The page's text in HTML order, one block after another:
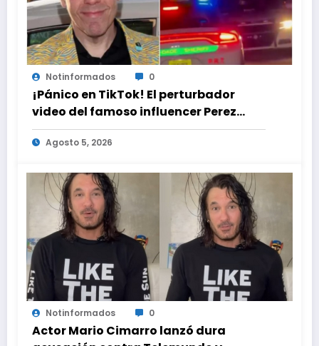
Notinformados 0
¡Pánico en TikTok! El perturbador
video del famoso influencer Perez
Hilton que obligó a sus fans a pedir
ayuda médica
Agosto 5, 2026
Notinformados 0
Actor Mario Cimarro lanzó dura